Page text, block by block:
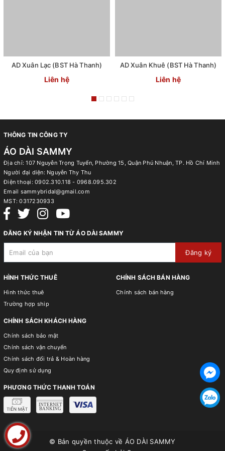
AD Xuân Lạc (BST Hà Thanh)
Liên hệ
AD Xuân Khuê (BST Hà Thanh)
Liên hệ
THÔNG TIN CÔNG TY
ÁO DÀI SAMMY
Địa chỉ: 107 Nguyễn Trọng Tuyển, Phường 15, Quận Phú Nhuận, TP. Hồ Chí Minh
Người đại diện: Nguyễn Thy Thu
Điện thoại: 0902.310.118 - 0968.095.302
Email sammybridal@gmail.com
MST:0317230933
ĐĂNG KÝ NHẬN TIN TỪ ÁO DÀI SAMMY
Đăng ký
HÌNH THỨC THUÊ
Hình thức thuê
Trường hợp ship
CHÍNH SÁCH BÁN HÀNG
Chính sách bán hàng
CHÍNH SÁCH KHÁCH HÀNG
Chính sách bảo mật
Chính sách vận chuyển
Chính sách đổi trả & Hoàn hàng
Quy định sử dụng
PHƯƠNG THỨC THANH TOÁN
© Bản quyền thuộc về ÁO DÀI SAMMY